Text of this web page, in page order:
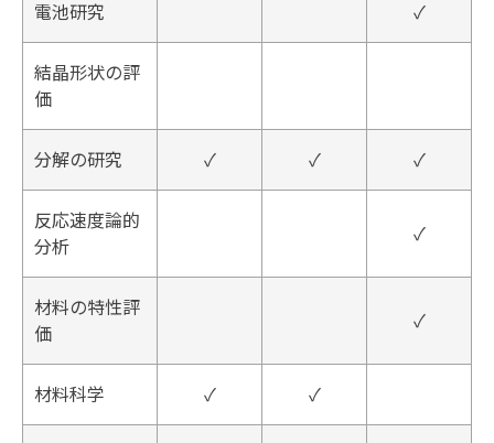
電池研究 ✓
結晶形状の評
価
分解の研究 ✓ ✓ ✓
反応速度論的
分析
✓
材料の特性評
価
✓
材料科学 ✓ ✓